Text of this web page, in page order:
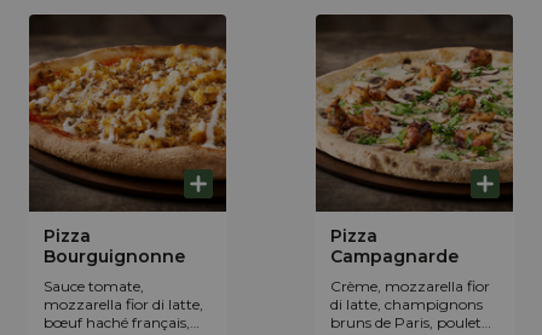
Pizza
Bourguignonne
Sauce tomate,
mozzarella fior di latte,
bœuf haché français,
Pizza
Campagnarde
Crème, mozzarella fior
di latte, champignons
bruns de Paris, poulet